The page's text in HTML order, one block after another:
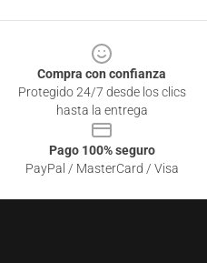
Compra con confianza
Protegido 24/7 desde los clics
hasta la entrega
Pago 100% seguro
PayPal / MasterCard / Visa